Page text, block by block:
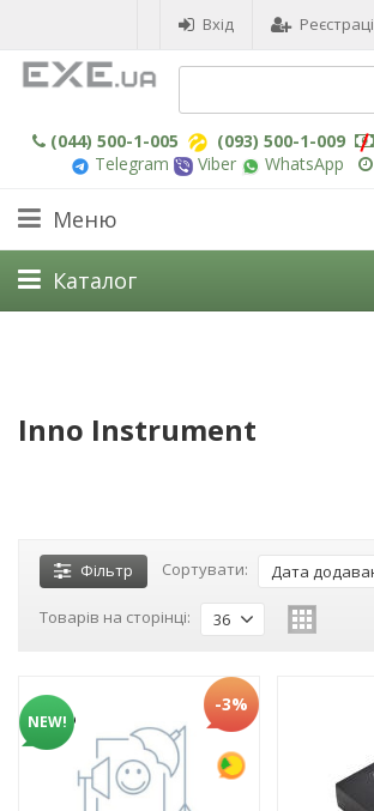
Вхід
(044) 500-1-005 (093) 500-1-009
Telegram
Viber WhatsApp
Меню
Каталог
Inno Instrument
Фільтр Сортувати: Дата
Товарів на сторінці: 36
NEW!
-3%